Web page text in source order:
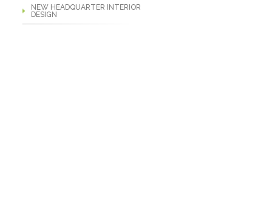
NEW HEADQUARTER INTERIOR
DESIGN